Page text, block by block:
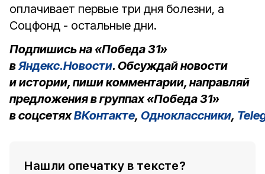
оплачивает первые три дня болезни, а
Соцфонд - остальные дни.
Подпишись на «Победа 31»
вЯндекс.Новости. Обсуждай новости
и истории, пиши комментарии, направляй
предложения в группах «Победа 31»
в соцсетяхВКонтакте, Одноклассники,
Нашли опечатку в тексте?